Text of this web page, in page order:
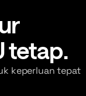
tetap.
keperluan tepat